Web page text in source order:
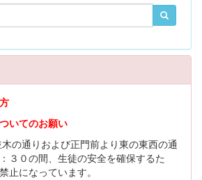
いてのお願い
の通りおよび正門前より東の東西の通
３０の間、生徒の安全を確保するた
止になっています。